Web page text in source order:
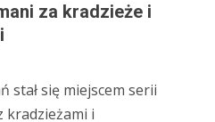
za kradzieże i
stał się miejscem serii
kradzieżami i